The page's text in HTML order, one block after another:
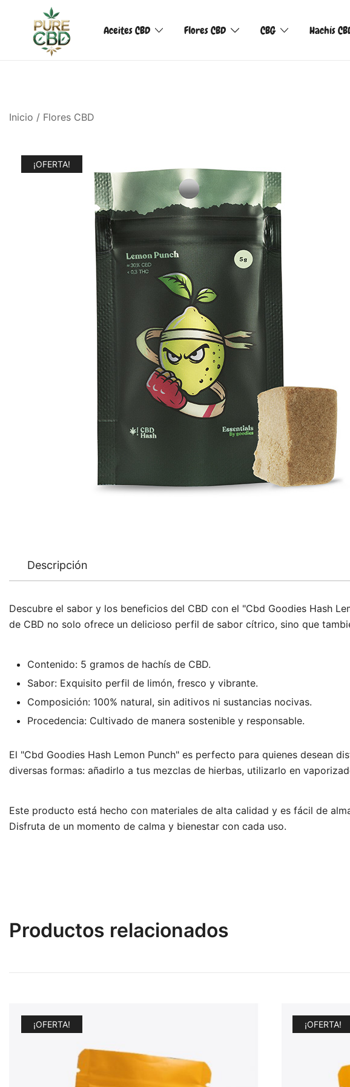
Aceites CBD Flores CBD CBG Hachís
Inicio / Flores CBD
¡OFERTA!
Descripción
Descubre el sabor y los beneficios del CBD con el "Cbd Goodies Hash
de CBD no solo ofrece un delicioso perfil de sabor cítrico, sino que
Contenido: 5 gramos de hachís de CBD.
Sabor: Exquisito perfil de limón, fresco y vibrante.
Composición: 100% natural, sin aditivos ni sustancias nocivas.
Procedencia: Cultivado de manera sostenible y responsable.
El "Cbd Goodies Hash Lemon Punch" es perfecto para quienes desean
diversas formas: añadirlo a tus mezclas de hierbas, utilizarlo en
Este producto está hecho con materiales de alta calidad y es fácil de
Disfruta de un momento de calma y bienestar con cada uso.
Productos relacionados
¡OFERTA! ¡OFERTA!